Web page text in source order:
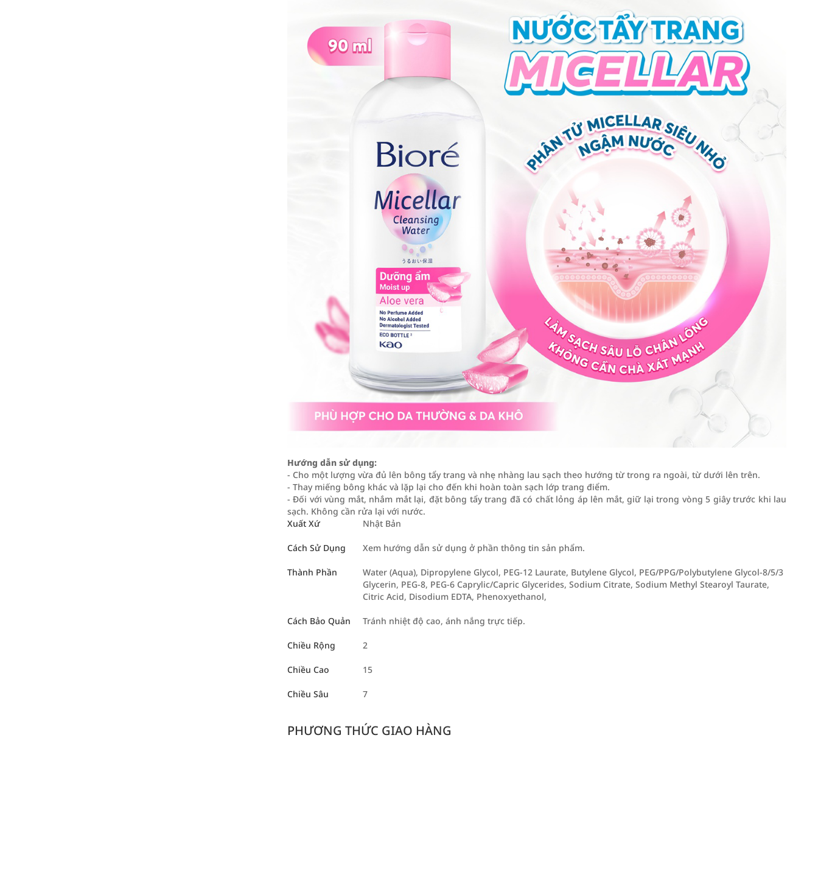
Hướng dẫn sử dụng:
- Cho một lượng vừa đủ lên bông tẩy trang và nhẹ nhàng lau sạch theo hướng từ trong ra ngoài, từ dưới lên trên.
- Thay miếng bông khác và lặp lại cho đến khi hoàn toàn sạch lớp trang điểm.
- Đối với vùng mắt, nhắm mắt lại, đặt bông tẩy trang đã có chất lỏng áp lên mắt, giữ lại trong vòng 5 giây trước khi lau
sạch. Không cần rửa lại với nước.
Xuất Xứ
Nhật Bản
Cách Sử Dụng Xem hướng dẫn sử dụng ở phần thông tin sản phẩm.
Thành Phần
Water (Aqua), Dipropylene Glycol, PEG-12 Laurate, Butylene Glycol, PEG/PPG/Polybutylene Glycol-8/5/3
Glycerin, PEG-8, PEG-6 Caprylic/Capric Glycerides, Sodium Citrate, Sodium Methyl Stearoyl Taurate,
Citric Acid, Disodium EDTA, Phenoxyethanol,
Cách Bảo Quản Tránh nhiệt độ cao, ánh nắng trực tiếp.
Chiều Rộng 2
Chiều Cao 15
Chiều Sâu 7
PHƯƠNG THỨC GIAO HÀNG